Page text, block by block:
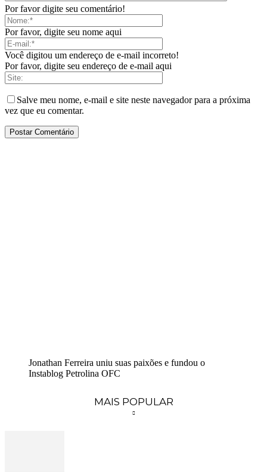
Por favor digite seu comentário!
Por favor, digite seu nome aqui
Você digitou um endereço de e-mail incorreto!
Por favor, digite seu endereço de e-mail aqui
Salve meu nome, e-mail e site neste navegador para a próxima
vez que eu comentar.
Jonathan Ferreira uniu suas paixões e fundou o
Instablog Petrolina OFC
MAIS POPULAR